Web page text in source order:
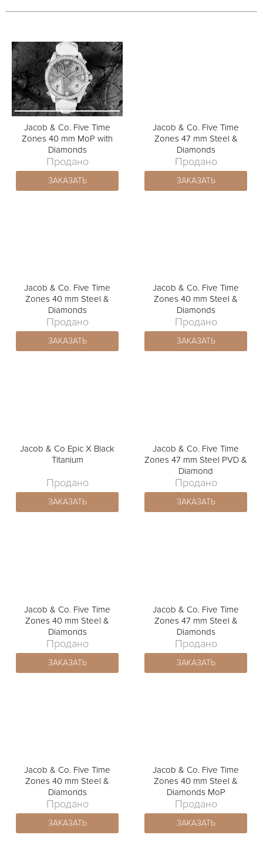
Jacob & Co. Five Time
Zones 40 mm MoP with
Diamonds
Продано
ЗАКАЗАТЬ
Jacob & Co. Five Time
Zones 47 mm Steel &
Diamonds
Продано
ЗАКАЗАТЬ
Jacob & Co. Five Time
Zones 40 mm Steel &
Diamonds
Продано
ЗАКАЗАТЬ
Jacob & Co. Five Time
Zones 40 mm Steel &
Diamonds
Продано
ЗАКАЗАТЬ
Jacob & Co Epic X Black
Titanium
Продано
ЗАКАЗАТЬ
Jacob & Co. Five Time
Zones 47 mm Steel PVD &
Diamond
Продано
ЗАКАЗАТЬ
Jacob & Co. Five Time
Zones 40 mm Steel &
Diamonds
Продано
ЗАКАЗАТЬ
Jacob & Co. Five Time
Zones 47 mm Steel &
Diamonds
Продано
ЗАКАЗАТЬ
Jacob & Co. Five Time
Zones 40 mm Steel &
Diamonds
Продано
ЗАКАЗАТЬ
Jacob & Co. Five Time
Zones 40 mm Steel &
Diamonds MoP
Продано
ЗАКАЗАТЬ